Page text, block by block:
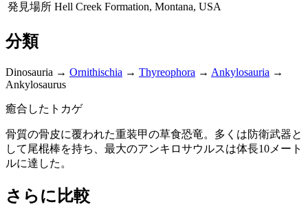
発見場所 Hell Creek Formation, Montana, USA
分類
Dinosauria → Ornithischia → Thyreophora → Ankylosauria →
Ankylosaurus
癒合したトカゲ
骨質の骨皮に覆われた重装甲の草食恐竜。多くは防衛武器と
して尾棍棒を持ち、最大のアンキロサウルスは体長10メート
ルに達した。
さらに比較